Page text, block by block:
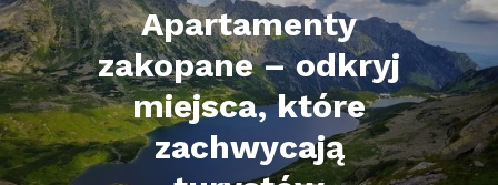
Apartamenty
zakopane – odkryj
miejsca, które
zachwycają